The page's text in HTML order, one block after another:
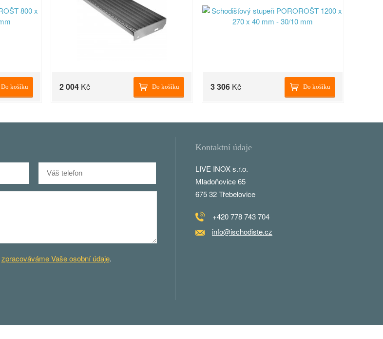
Do košíku Do košíku
2 004Kč Do košíku
3 306Kč
zpracováváme Vaše osobní údaje.
Kontaktní údaje
LIVE INOX s.r.o.
Mladoňovice 65
675 32 Třebelovice
+420 778 743 704
info@ischodiste.cz